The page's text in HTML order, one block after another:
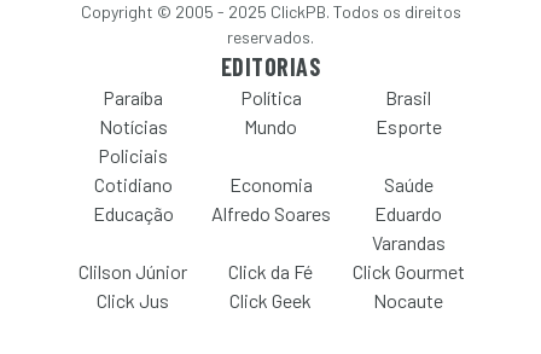
Copyright © 2005 - 2025 ClickPB. Todos os direitos
reservados.
EDITORIAS
Paraíba Política
Brasil
Notícias
Policiais
Mundo Esporte
Cotidiano Economia
Saúde
Educação
Alfredo Soares
Eduardo
Varandas
Clilson Júnior
Click da Fé
Click Gourmet
Click Jus
Click Geek Nocaute